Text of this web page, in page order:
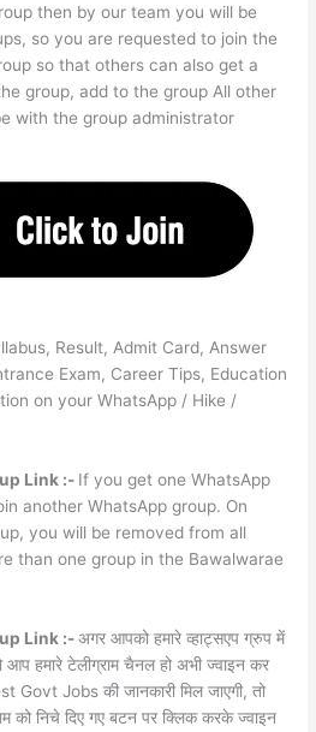
then by our team you will be
so you are requested to join the
so that others can also get a
group, add to the group All other
with the group administrator
Result, Admit Card, Answer
Exam, Career Tips, Education
on your WhatsApp / Hike /
Link :- If you get one WhatsApp
another WhatsApp group. On
you will be removed from all
than one group in the Bawalwarae
Link :-अगर आपको हमारे व्हाट्सएप ग्रुप में
हमारे टेलीग्राम चैनल हो अभी ज्वाइन कर
Jobs की जानकारी मिल जाएगी, तो
को निचे दिए गए बटन पर क्लिक करके ज्वाइन